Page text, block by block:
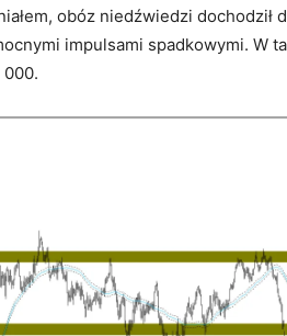
obóz niedźwiedzi dochodził
impulsami spadkowymi. W